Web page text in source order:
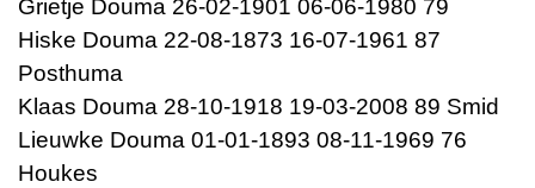
Grietje Douma 26-02-1901 06-06-1980 79
Hiske Douma 22-08-1873 16-07-1961 87
Posthuma
Klaas Douma 28-10-1918 19-03-2008 89 Smid
Lieuwke Douma 01-01-1893 08-11-1969 76
Houkes